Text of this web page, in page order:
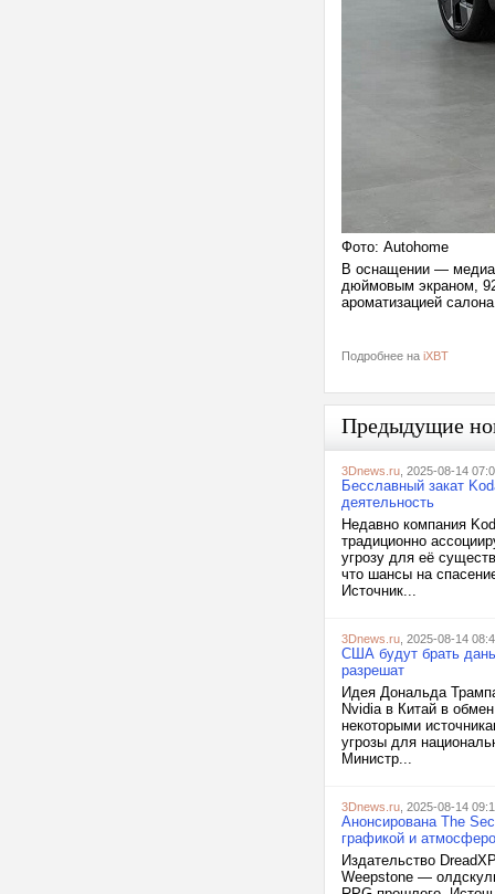
Фото: Autohome
В оснащении —
дюймовым экраном,
ароматизацией
Подробнее на iXBT
Предыдущие
3Dnews.ru , 2025-08-14
Бесславный закат
деятельность
Недавно компания
традиционно
угрозу для её
что шансы на
Источник...
3Dnews.ru , 2025-08-14
США будут брать
разрешат
Идея Дональда
Nvidia в Китай в
некоторыми
угрозы для
Министр...
3Dnews.ru , 2025-08-14
Анонсирована The
графикой и
Издательство
Weepstone —